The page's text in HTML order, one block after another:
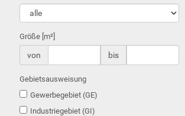
Größe [m²]
von bis
Gebietsausweisung
Gewerbegebiet (GE)
Industriegebiet (GI)